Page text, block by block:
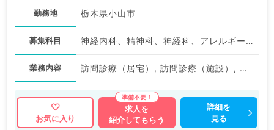
勤務地 栃木県小山市
募集科目 神経内科、精神科、神経科、アレルギー科、リウマチ科、小児科、整形外科、形成外科、美容外科、脳神経外科、呼吸器外科、心臓血管外科、小児外科、皮膚科、泌尿器科、産婦人科、産科、婦人科、眼科、耳鼻咽喉科、気管食道科、放射線科、リハビリテーション科、麻酔科、ペインクリニック、人工透析科、緩和ケア科、一般内科、循環器内科、消化器内科、内分泌・代謝内科、腎臓内科、老年内科、血液内科、外科系全般、一般外科、消化器外科、乳腺外科、総合診療科、美容皮膚科、健診・人間ドック、救急科・ＩＣＵ、病理科、基礎医学系、膠原病科、スポーツ整形外科、大腸・肛門外科、産業医、脊髄・脊椎外科、科目不問
業務内容 訪問診療（居宅）, 訪問診療（施設）, 訪問診療（居宅）, 訪問診療（施設）, その他
お気に入り
求人を
紹介してもらう
詳細を
見る